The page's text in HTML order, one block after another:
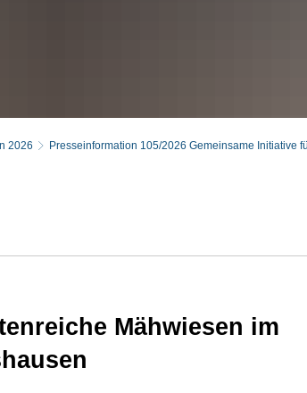
2026 Presseinformation 105/2026 Gemeinsame Initiative
Mähwiesen im